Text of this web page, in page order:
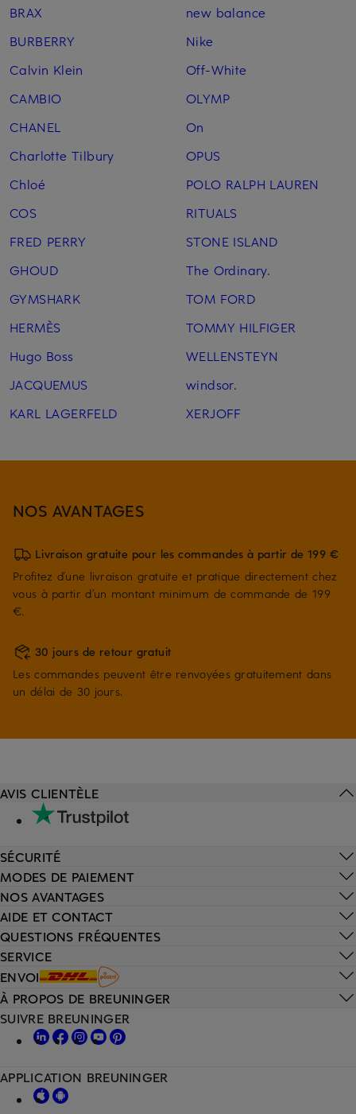
BRAX
BURBERRY
Calvin Klein
CAMBIO
CHANEL
Charlotte Tilbury
Chloé
COS
FRED PERRY
GHOUD
GYMSHARK
HERMÈS
Hugo Boss
JACQUEMUS
KARL LAGERFELD
new balance
Nike
Off-White
OLYMP
On
OPUS
POLO RALPH LAUREN
RITUALS
STONE ISLAND
The Ordinary.
TOM FORD
TOMMY HILFIGER
WELLENSTEYN
windsor.
XERJOFF
NOS AVANTAGES
Livraison gratuite pour les commandes à partir de 199 €
Profitez d’une livraison gratuite et pratique directement chez
vous à partir d’un montant minimum de commande de 199
€.
30 jours de retour gratuit
Les commandes peuvent être renvoyées gratuitement dans
un délai de 30 jours.
AIDE ET CONTACT
QUESTIONS FRÉQUENTES
SERVICE
ENVOI
AVIS CLIENTÈLE
SÉCURITÉ
MODES DE PAIEMENT
NOS AVANTAGES
À PROPOS DE BREUNINGER
SUIVRE BREUNINGER
APPLICATION BREUNINGER